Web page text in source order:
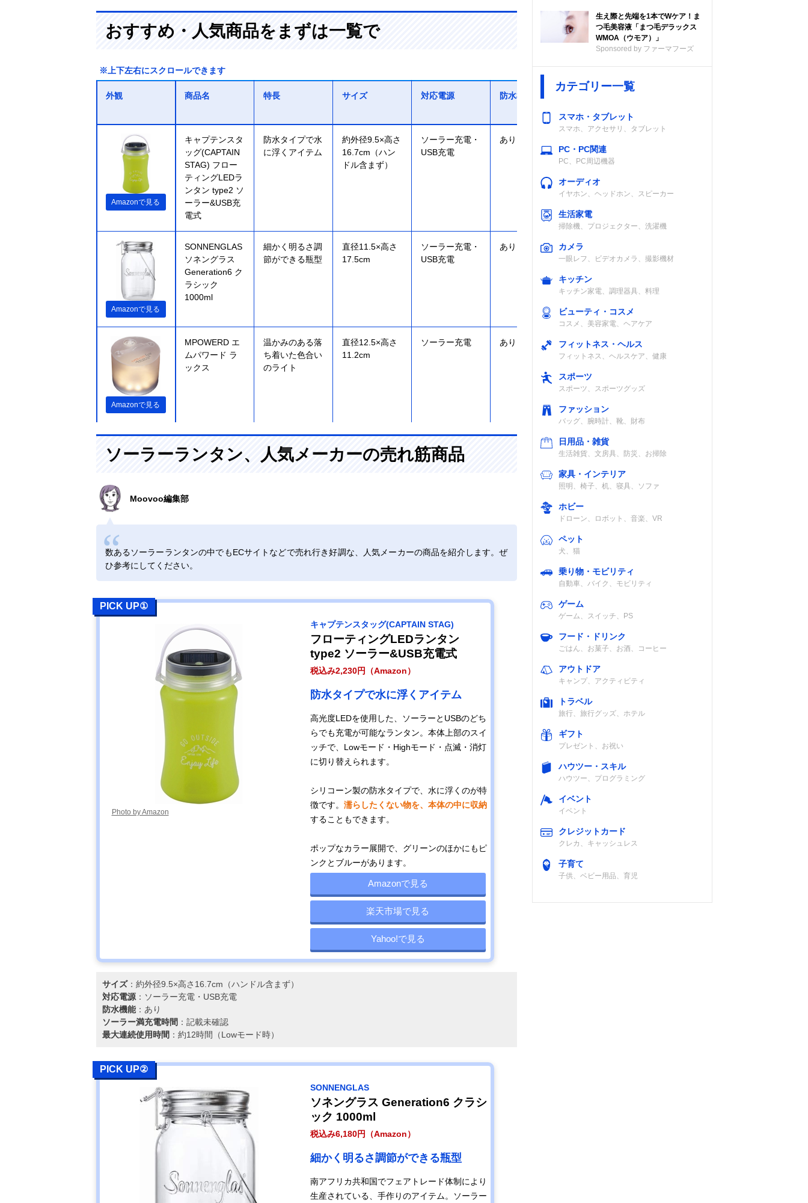
おすすめ・人気商品をまずは一覧で
※上下左右にスクロールできます
外観 商品名 特長 サイズ 対応電源 防水機能
Amazonで見る
キャプテンスタ
ッグ(CAPTAIN
STAG) フロー
ティングLEDラ
ンタン type2 ソ
ーラー&USB充
電式
防水タイプで水
に浮くアイテム
約外径9.5×高さ
16.7cm（ハン
ドル含まず）
ソーラー充電・
USB充電
あり
Amazonで見る
SONNENGLAS
ソネングラス
Generation6 ク
ラシック
1000ml
細かく明るさ調
節ができる瓶型
直径11.5×高さ
17.5cm
ソーラー充電‎・
USB充電
あり 記載未確認
（5ルーメン
Amazonで見る
‎MPOWERD エ
ムパワード ラ
ックス
温かみのある落
ち着いた色合い
のライト
直径12.5×高さ
11.2cm
ソーラー充電 あり
直射日光約7時
間
Amazonで見る
ヤザワ USB充
電もできるソー
ラーランタン
アウトドアにぴ
ったりのソーラ
ーランタン
約幅8.6×奥行
8.6×高さ12cm
ソーラー充電・
USB充電・乾電
池
記載未確認 約6時間
色モード時）
Amazonで見る
充電式LEDラン
タン DS-60S
大120時間の連
続使用
USB充電
あり（生活防
約40～50時間
ーディー) LED
アップランタン
わせてカラー・
11cm
USB充電・乾電
24時間
Amazonで見る
DABADA(ダバ
ダ) LED ランタ
ン 63灯 led-
5種類の方法で
12×12×25cm
池・手回し充
ット
記載未確認 約24時間
LuminAID ルミ
ンエイド パッ
クライトスペク
空気を入れて膨
らませて使うア
12×12×12cm
ソーラー充電・
コンパクトにた
11×11×11cm
優れた性能で非
常時の備えにも
充電
ソーラーランタン、人気メーカーの売れ筋商品
Moovoo編集部
数あるソーラーランタンの中でもECサイトなどで売れ行き好調な、人気メーカーの商品を紹介します。ぜ
ひ参考にしてください。
PICK UP①
Photo by Amazon
キャプテンスタッグ(CAPTAIN STAG)
フローティングLEDランタン
type2 ソーラー&USB充電式
税込み2,230円（Amazon）
防水タイプで水に浮くアイテム
高光度LEDを使用した、ソーラーとUSBのどち
らでも充電が可能なランタン。本体上部のスイ
ッチで、Lowモード・Highモード・点滅・消灯
に切り替えられます。
シリコーン製の防水タイプで、水に浮くのが特
徴です。 濡らしたくない物を、本体の中に収納
することもできます。
ポップなカラー展開で、グリーンのほかにもピ
ンクとブルーがあります。
Amazonで見る
楽天市場で見る
Yahoo!で見る
サイズ：約外径9.5×高さ16.7cm（ハンドル含まず）
対応電源：ソーラー充電・USB充電
防水機能：あり
ソーラー満充電時間 ：記載未確認
最大連続使用時間 ：約12時間（Lowモード時）
PICK UP②
SONNENGLAS
ソネングラス Generation6 クラシ
ック 1000ml
税込み6,180円（Amazon）
細かく明るさ調節ができる瓶型
南アフリカ共和国でフェアトレード体制により
生産されている、手作りのアイテム。ソーラー
生え際と先端を1本でWケア！ま
つ毛美容液「まつ毛デラックス
WMOA（ウモア）」
Sponsored by ファーマフーズ
カテゴリー一覧
スマホ・タブレット
スマホ、アクセサリ、タブレット
PC・PC関連
PC、PC周辺機器
オーディオ
イヤホン、ヘッドホン、スピーカー
生活家電
掃除機、プロジェクター、洗濯機
カメラ
一眼レフ、ビデオカメラ、撮影機材
キッチン
キッチン家電、調理器具、料理
ビューティ・コスメ
コスメ、美容家電、ヘアケア
フィットネス・ヘルス
フィットネス、ヘルスケア、健康
スポーツ
スポーツ、スポーツグッズ
ファッション
バッグ、腕時計、靴、財布
日用品・雑貨
生活雑貨、文房具、防災、お掃除
家具・インテリア
照明、椅子、机、寝具、ソファ
ホビー
ドローン、ロボット、音楽、VR
ペット
犬、猫
乗り物・モビリティ
自動車、バイク、モビリティ
ゲーム
ゲーム、スイッチ、PS
フード・ドリンク
ごはん、お菓子、お酒、コーヒー
アウトドア
キャンプ、アクティビティ
トラベル
旅行、旅行グッズ、ホテル
ギフト
プレゼント、お祝い
ハウツー・スキル
ハウツー、プログラミング
イベント
イベント
クレジットカード
クレカ、キャッシュレス
子育て
子供、ベビー用品、育児